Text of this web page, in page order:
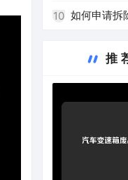
10 如何申请拆
推